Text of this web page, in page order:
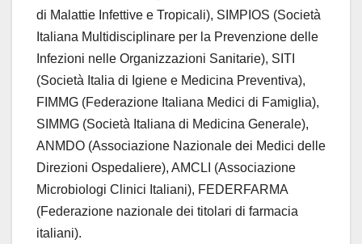
di Malattie Infettive e Tropicali), SIMPIOS (Società
Italiana Multidisciplinare per la Prevenzione delle
Infezioni nelle Organizzazioni Sanitarie), SITI
(Società Italia di Igiene e Medicina Preventiva),
FIMMG (Federazione Italiana Medici di Famiglia),
SIMMG (Società Italiana di Medicina Generale),
ANMDO (Associazione Nazionale dei Medici delle
Direzioni Ospedaliere), AMCLI (Associazione
Microbiologi Clinici Italiani), FEDERFARMA
(Federazione nazionale dei titolari di farmacia
italiani).